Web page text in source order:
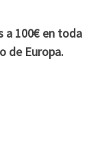
a 100€ en toda
de Europa.